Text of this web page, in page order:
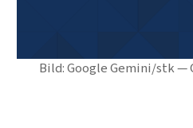
Bild: Google Gemini/stk —